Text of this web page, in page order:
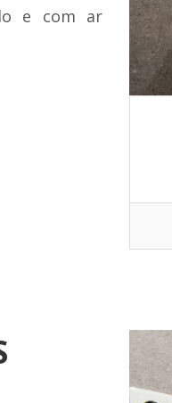
e com ar